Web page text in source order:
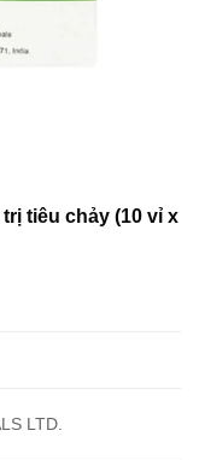
tiêu chảy (10 vỉ x
LTD.